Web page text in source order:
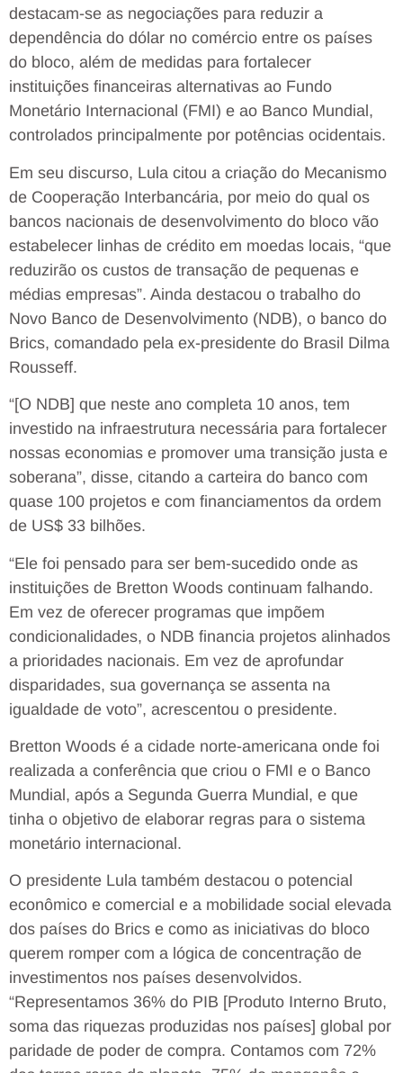
destacam-se as negociações para reduzir a
dependência do dólar no comércio entre os países
do bloco, além de medidas para fortalecer
instituições financeiras alternativas ao Fundo
Monetário Internacional (FMI) e ao Banco Mundial,
controlados principalmente por potências ocidentais.
Em seu discurso, Lula citou a criação do Mecanismo
de Cooperação Interbancária, por meio do qual os
bancos nacionais de desenvolvimento do bloco vão
estabelecer linhas de crédito em moedas locais, “que
reduzirão os custos de transação de pequenas e
médias empresas”. Ainda destacou o trabalho do
Novo Banco de Desenvolvimento (NDB), o banco do
Brics, comandado pela ex-presidente do Brasil Dilma
Rousseff.
“[O NDB] que neste ano completa 10 anos, tem
investido na infraestrutura necessária para fortalecer
nossas economias e promover uma transição justa e
soberana”, disse, citando a carteira do banco com
quase 100 projetos e com financiamentos da ordem
de US$ 33 bilhões.
“Ele foi pensado para ser bem-sucedido onde as
instituições de Bretton Woods continuam falhando.
Em vez de oferecer programas que impõem
condicionalidades, o NDB financia projetos alinhados
a prioridades nacionais. Em vez de aprofundar
disparidades, sua governança se assenta na
igualdade de voto”, acrescentou o presidente.
Bretton Woods é a cidade norte-americana onde foi
realizada a conferência que criou o FMI e o Banco
Mundial, após a Segunda Guerra Mundial, e que
tinha o objetivo de elaborar regras para o sistema
monetário internacional.
O presidente Lula também destacou o potencial
econômico e comercial e a mobilidade social elevada
dos países do Brics e como as iniciativas do bloco
querem romper com a lógica de concentração de
investimentos nos países desenvolvidos.
“Representamos 36% do PIB [Produto Interno Bruto,
soma das riquezas produzidas nos países] global por
paridade de poder de compra. Contamos com 72%